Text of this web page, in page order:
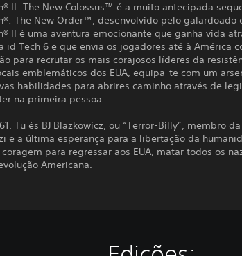
II: The New Colossus™ é a muito antecipada
The New Order™, desenvolvido pelo galardoado
II é uma aventura emocionante que ganha vida
id Tech 6 e que envia os jogadores até à América
para recrutar os mais corajosos líderes da
emblemáticos dos EUA, equipa-te com um
habilidades para abrires caminho através de
na primeira pessoa.
Tu és BJ Blazkowicz, ou “Terror-Billy”, membro
e a última esperança para a libertação da
para regressar aos EUA, matar todos os
Americana.